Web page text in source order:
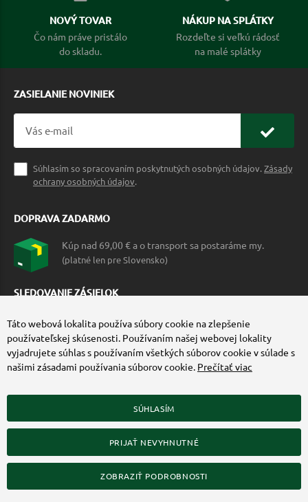
NOVÝ TOVAR
Čo nám práve pristálo
do skladu.
NÁKUP NA SPLÁTKY
Rozdeľte si veľkú rádosť
na malé splátky
ZASIELANIE NOVINIEK
Súhlasím so spracovaním poskytnutých osobných údajov.Zásady
ochrany osobných údajov.
DOPRAVA ZADARMO
Kúp nad 69,00 € a o transport sa postaráme my.
(platné len pre Slovensko)
SLEDOVANIE ZÁSIELOK
ZÍSKAJTE VIAC O COMMANDO.SK
Upraviť nastavenia Cookies
Táto webová lokalita používa súbory cookie na zlepšenie
používateľskej skúsenosti. Používaním našej webovej lokality
vyjadrujete súhlas s používaním všetkých súborov cookie v súlade s
našimi zásadami používania súborov cookie. Prečítať viac
SÚHLASÍM
PRIJAŤ NEVYHNUTNÉ
ZOBRAZIŤ PODROBNOSTI